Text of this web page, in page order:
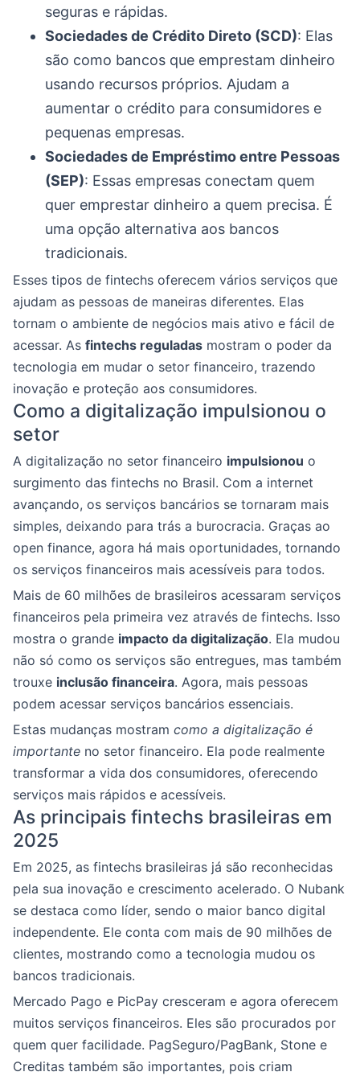
seguras e rápidas.
Sociedades de Crédito Direto (SCD): Elas
são como bancos que emprestam dinheiro
usando recursos próprios. Ajudam a
aumentar o crédito para consumidores e
pequenas empresas.
Sociedades de Empréstimo entre Pessoas
(SEP): Essas empresas conectam quem
quer emprestar dinheiro a quem precisa. É
uma opção alternativa aos bancos
tradicionais.
Esses tipos de fintechs oferecem vários serviços que
ajudam as pessoas de maneiras diferentes. Elas
tornam o ambiente de negócios mais ativo e fácil de
acessar. As fintechs reguladas mostram o poder da
tecnologia em mudar o setor financeiro, trazendo
inovação e proteção aos consumidores.
Como a digitalização impulsionou o
setor
A digitalização no setor financeiro impulsionou o
surgimento das fintechs no Brasil. Com a internet
avançando, os serviços bancários se tornaram mais
simples, deixando para trás a burocracia. Graças ao
open finance, agora há mais oportunidades, tornando
os serviços financeiros mais acessíveis para todos.
Mais de 60 milhões de brasileiros acessaram serviços
financeiros pela primeira vez através de fintechs. Isso
mostra o grande impacto da digitalização. Ela mudou
não só como os serviços são entregues, mas também
trouxe inclusão financeira. Agora, mais pessoas
podem acessar serviços bancários essenciais.
Estas mudanças mostram como a digitalização é
importante no setor financeiro. Ela pode realmente
transformar a vida dos consumidores, oferecendo
serviços mais rápidos e acessíveis.
As principais fintechs brasileiras em
2025
Em 2025, as fintechs brasileiras já são reconhecidas
pela sua inovação e crescimento acelerado. O Nubank
se destaca como líder, sendo o maior banco digital
independente. Ele conta com mais de 90 milhões de
clientes, mostrando como a tecnologia mudou os
bancos tradicionais.
Mercado Pago e PicPay cresceram e agora oferecem
muitos serviços financeiros. Eles são procurados por
quem quer facilidade. PagSeguro/PagBank, Stone e
Creditas também são importantes, pois criam